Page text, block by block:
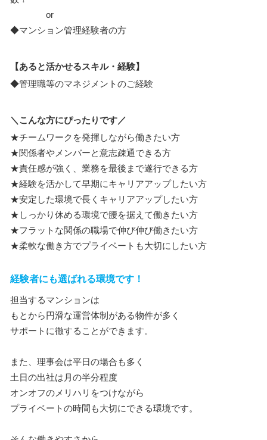
or
◆マンション管理経験者の方
【あると活かせるスキル・経験】
◆管理職等のマネジメントのご経験
＼こんな方にぴったりです／
★チームワークを発揮しながら働きたい方
★関係者やメンバーと意志疎通できる方
★責任感が強く、業務を最後まで遂行できる方
★経験を活かして早期にキャリアアップしたい方
★安定した環境で長くキャリアアップしたい方
★しっかり休める環境で腰を据えて働きたい方
★フラットな関係の職場で伸び伸び働きたい方
★柔軟な働き方でプライベートも大切にしたい方
経験者にも選ばれる環境です！
担当するマンションは
もとから円滑な運営体制がある物件が多く
サポートに徹することができます。
また、理事会は平日の場合も多く
土日の出社は月の半分程度
オンオフのメリハリをつけながら
プライベートの時間も大切にできる環境です。